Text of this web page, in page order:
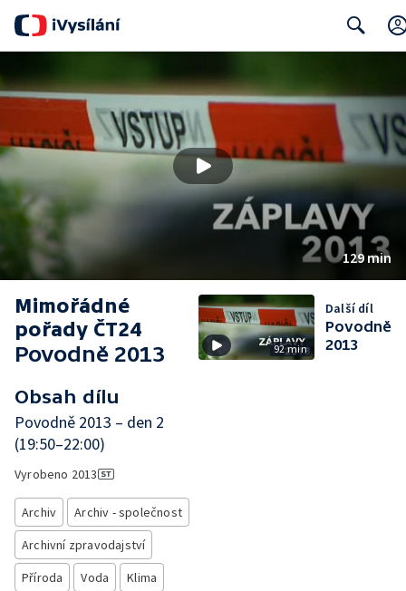
129 min
Mimořádné
pořady ČT24
Povodně 2013
Obsah dílu
Povodně 2013 – den 2
(19:50–22:00)
Vyrobeno 2013
Archiv
Archiv - společnost
Archivní zpravodajství
Příroda
Voda
Klima
92 min
Další díl
Povodně
2013